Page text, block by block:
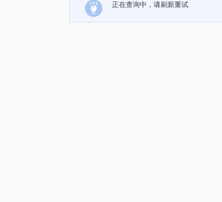
正在查询中，请刷新重试